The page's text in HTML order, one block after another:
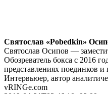
Святослав «Pobedkin»
Святослав Осипов —
Обозреватель бокса с 2016
представлениях поединков
Интервьюер, автор
vRINGe.com